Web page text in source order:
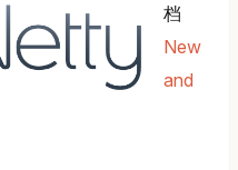
档
New
and